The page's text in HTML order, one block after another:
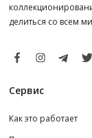
делиться со всем
Сервис
Как это работает